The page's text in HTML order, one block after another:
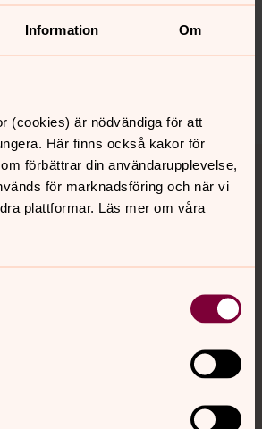
Information Om
(cookies) är nödvändiga för att
Här finns också kakor för
förbättrar din användarupplevelse,
för marknadsföring och när vi
plattformar. Läs mer om våra
frågor på sidans